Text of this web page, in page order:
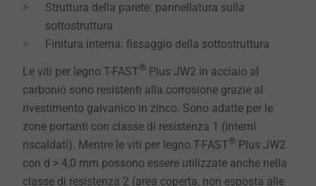
Struttura della parete: pannellatura sulla
sottostruttura
Finitura interna: fissaggio della sottostruttura
Le viti per legno T-FAST® Plus JW2 in acciaio al
carbonio sono resistenti alla corrosione grazie al
rivestimento galvanico in zinco. Sono adatte per le
zone portanti con classe di resistenza 1 (interni
riscaldati). Mentre le viti per legno T-FAST® Plus JW2
con d > 4,0 mm possono essere utilizzate anche nella
classe di resistenza 2 (area coperta, non esposta alle